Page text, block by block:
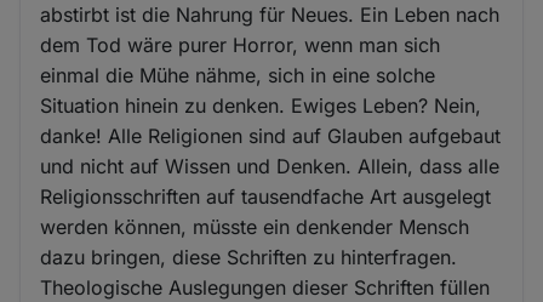
abstirbt ist die Nahrung für Neues. Ein Leben nach
dem Tod wäre purer Horror, wenn man sich
einmal die Mühe nähme, sich in eine solche
Situation hinein zu denken. Ewiges Leben? Nein,
danke! Alle Religionen sind auf Glauben aufgebaut
und nicht auf Wissen und Denken. Allein, dass alle
Religionsschriften auf tausendfache Art ausgelegt
werden können, müsste ein denkender Mensch
dazu bringen, diese Schriften zu hinterfragen.
Theologische Auslegungen dieser Schriften füllen